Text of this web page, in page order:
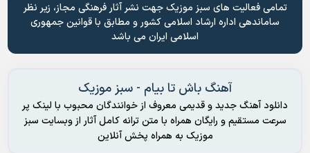
تمامی فعالیت های سبز موزیک جهت نشر آثار فرهنگی مجاز، زیر نظر
ساماندهی اداره ارشاد اسلامی کشور و مطابق با قوانین جمهوری
اسلامی ایران می باشد
آهنگ باش تا بیام - سبز موزیک
دانلود آهنگ جدید و قدیمی معروف از خوانندگان محبوب با لینک پر
سرعت مستقیم و رایگان همراه با متن ترانه کامل آثار از وبسایت سبز
موزیک به همراه پخش آنلاین